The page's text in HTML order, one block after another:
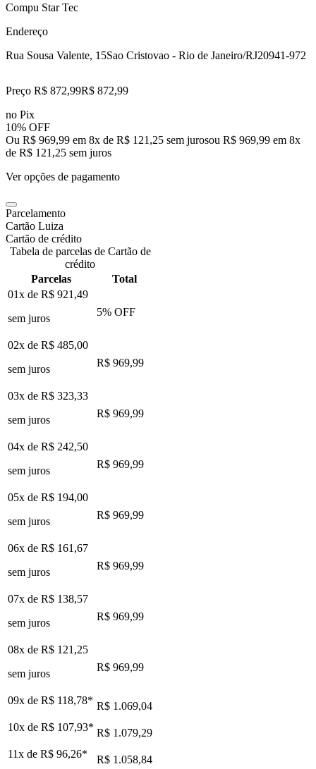
Compu Star Tec
Endereço
Rua Sousa Valente, 15Sao Cristovao - Rio de Janeiro/RJ20941-972
Preço R$ 872,99R$ 872,99
no Pix
10% OFF
Ou R$ 969,99 em 8x de R$ 121,25 sem jurosou R$ 969,99 em 8x
de R$ 121,25 sem juros
Ver opções de pagamento
Parcelamento
Cartão Luiza
Cartão de crédito
Tabela de parcelas de Cartão de
crédito
Parcelas
Total
01x de R$ 921,49
sem juros
5% OFF
02x de R$ 485,00
sem juros
R$ 969,99
03x de R$ 323,33
sem juros
R$ 969,99
04x de R$ 242,50
sem juros
R$ 969,99
05x de R$ 194,00
sem juros
R$ 969,99
06x de R$ 161,67
sem juros
R$ 969,99
07x de R$ 138,57
sem juros
R$ 969,99
08x de R$ 121,25
sem juros
R$ 969,99
09x de R$ 118,78* R$ 1.069,04
10x de R$ 107,93* R$ 1.079,29
11x de R$ 96,26*
R$ 1.058,84